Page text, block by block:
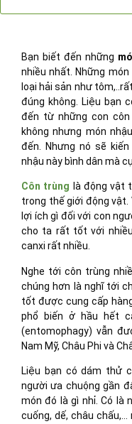
Bạn biết đến những
nhiều nhất. Những
loại hải sản như
đúng không. Liệu bạn
đến từ những con
không nhưng món
đến. Nhưng nó sẽ
nhậu này bình dân mà
Côn trùng là động vật
trong thế giới động vật.
lợi ích gì đối với con
cho ta rất tốt với
canxi rất nhiều.
Nghe tới côn trùng
chúng hơn là nghĩ tới
tốt được cung cấp
phổ biến ở hầu hết
(entomophagy) vẫn
Nam Mỹ, Châu Phi và
Liệu bạn có dám thử
người ưa chuộng gần
món đó là gì nhỉ. Có là
cuống, dế, châu